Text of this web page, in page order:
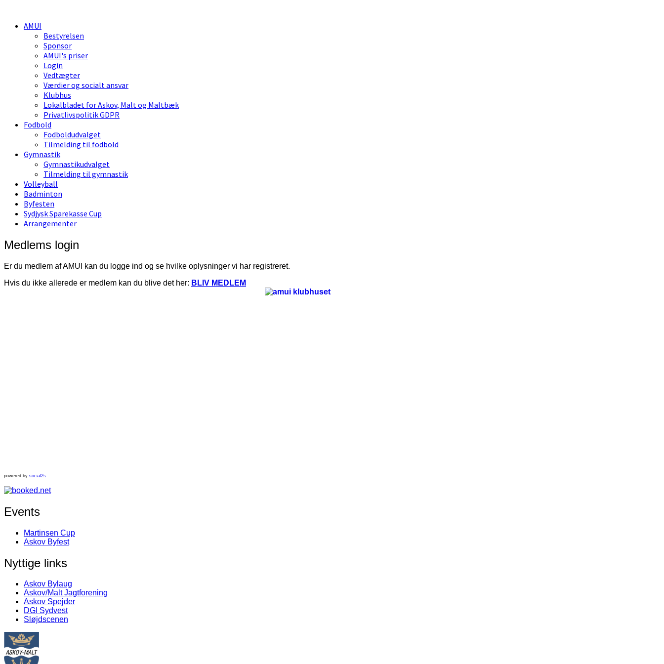
AMUI
Bestyrelsen
Sponsor
AMUI's priser
Login
Vedtægter
Værdier og socialt ansvar
Klubhus
Lokalbladet for Askov, Malt og Maltbæk
Privatlivspolitik GDPR
Fodbold
Fodboldudvalget
Tilmelding til fodbold
Gymnastik
Gymnastikudvalget
Tilmelding til gymnastik
Volleyball
Badminton
Byfesten
Sydjysk Sparekasse Cup
Arrangementer
Medlems login
Er du medlem af AMUI kan du logge ind og se hvilke oplysninger vi har registreret.
Hvis du ikke allerede er medlem kan du blive det her: BLIV MEDLEM
powered by social2s
Events
Martinsen Cup
Askov Byfest
Nyttige links
Askov Bylaug
Askov/Malt Jagtforening
Askov Spejder
DGI Sydvest
Sløjdscenen